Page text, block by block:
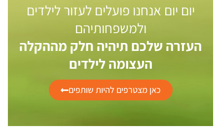
יום יום אנחנו פועלים לעזור לילדים
ולמשפחותיהם
העזרה שלכם תיהיה חלק מההקלה
העצומה לילדים
כאן מצטרפים להיות שותפים